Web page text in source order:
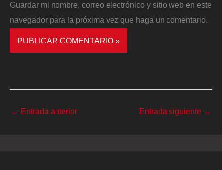
Guardar mi nombre, correo electrónico y sitio web en este
navegador para la próxima vez que haga un comentario.
← Entrada anterior Entrada siguiente →